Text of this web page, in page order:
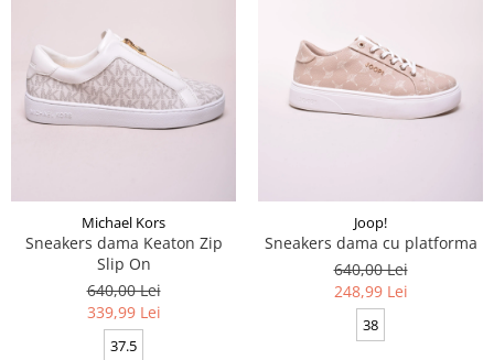
Michael Kors
Sneakers dama Keaton Zip
Slip On
640,00 Lei
339,99 Lei
37.5
Joop!
Sneakers dama cu platforma
640,00 Lei
248,99 Lei
38